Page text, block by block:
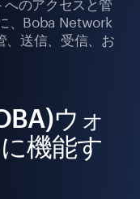
、Boba Network
、送信、受信、お
ウォ
機能す